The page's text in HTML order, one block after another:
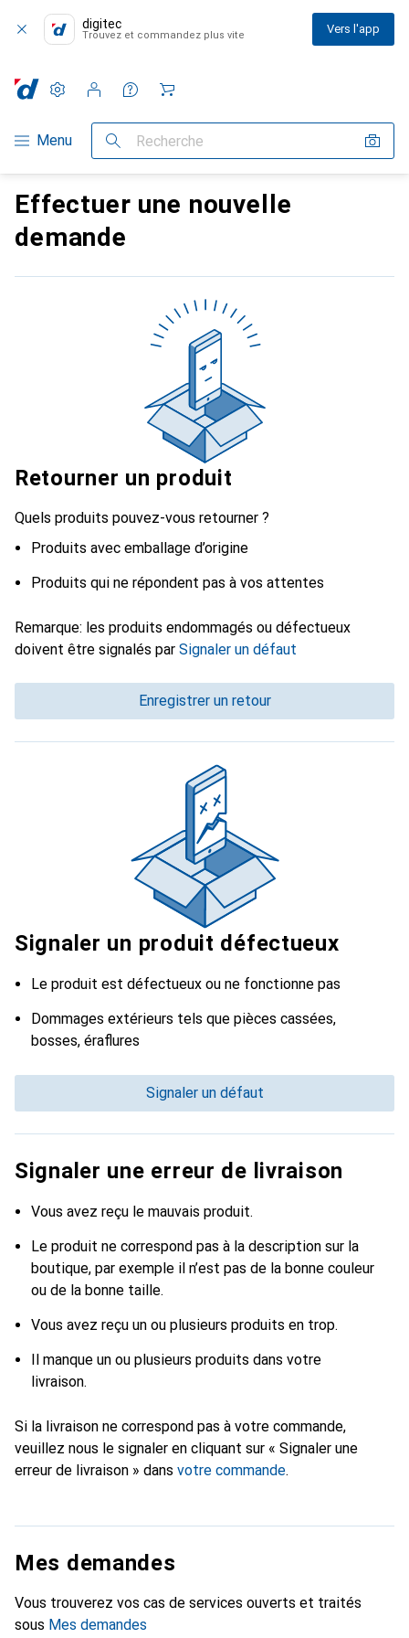
digitec
Trouvez et commandez plus vite Vers l'app
Navigation par catégorie
Menu Recherche
Paramètres
Compte client
Listes de comparaison
Listes d'envies
Panier
Effectuer une nouvelle
demande
Retourner un produit
Quels produits pouvez-vous retourner ?
Produits avec emballage d’origine
Produits qui ne répondent pas à vos attentes
Remarque: les produits endommagés ou défectueux
doivent être signalés par Signaler un défaut
Enregistrer un retour
Signaler un produit défectueux
Le produit est défectueux ou ne fonctionne pas
Dommages extérieurs tels que pièces cassées,
bosses, éraflures
Signaler un défaut
Signaler une erreur de livraison
Vous avez reçu le mauvais produit.
Le produit ne correspond pas à la description sur la
boutique, par exemple il n’est pas de la bonne couleur
ou de la bonne taille.
Vous avez reçu un ou plusieurs produits en trop.
Il manque un ou plusieurs produits dans votre
livraison.
Si la livraison ne correspond pas à votre commande,
veuillez nous le signaler en cliquant sur « Signaler une
erreur de livraison » dans votre commande.
Mes demandes
Vous trouverez vos cas de services ouverts et traités
sous Mes demandes